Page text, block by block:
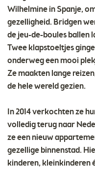
Wilhelmine in Spanje,
gezelligheid. Bridgen
de jeu-de-boules ballen
Twee klapstoeltjes
onderweg een mooi
Ze maakten lange
de hele wereld gezien.
In 2014 verkochten ze
volledig terug naar
ze een nieuw
gezellige binnenstad.
kinderen, kleinkinderen